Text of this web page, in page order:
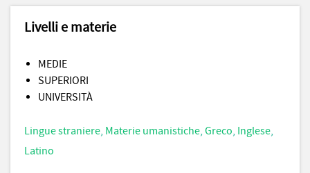
Livelli e materie
MEDIE
SUPERIORI
UNIVERSITÀ
Lingue straniere, Materie umanistiche, Greco, Inglese,
Latino